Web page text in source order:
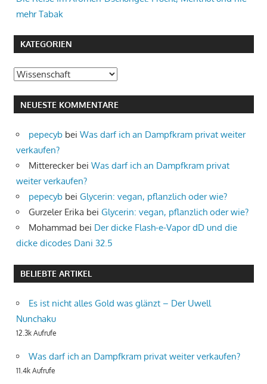
mehr Tabak
KATEGORIEN
Kategorien
NEUESTE KOMMENTARE
pepecyb bei Was darf ich an Dampfkram privat weiter
verkaufen?
Mittereckerbei Was darf ich an Dampfkram privat
weiter verkaufen?
pepecyb bei Glycerin: vegan, pflanzlich oder wie?
Gurzeler Erika bei Glycerin: vegan, pflanzlich oder wie?
Mohammad bei Der dicke Flash-e-Vapor dD und die
dicke dicodes Dani 32.5
BELIEBTE ARTIKEL
Es ist nicht alles Gold was glänzt – Der Uwell
Nunchaku
12.3k Aufrufe
Was darf ich an Dampfkram privat weiter verkaufen?
11.4k Aufrufe